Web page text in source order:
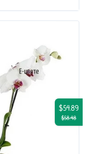
$54.89
$58.48